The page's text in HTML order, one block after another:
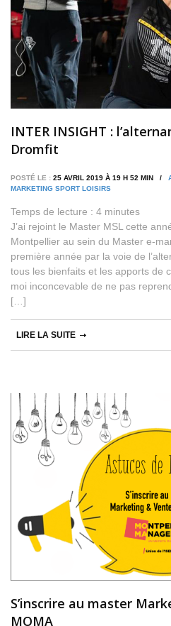
INTER INSIGHT :
Dromfit
POSTÉ LE : 25 AVRIL 2019 À 19 H 52 MIN /
MARKETING SPORT LOISIRS
Temps de lecture : 4 minutes
J’ai rejoint le Master MSL cette
Montpellier au sein du Master e-
première année par la voie de
tous les bienfaits et les apports de
moi inconcevable de ne pas
[…]
LIRE LA SUITE
S’inscrire au master
MOMA